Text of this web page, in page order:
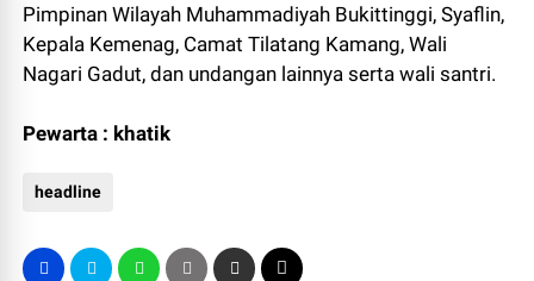
Pimpinan Wilayah Muhammadiyah Bukittinggi, Syaflin,
Kepala Kemenag, Camat Tilatang Kamang, Wali
Nagari Gadut, dan undangan lainnya serta wali santri.
Pewarta : khatik
headline